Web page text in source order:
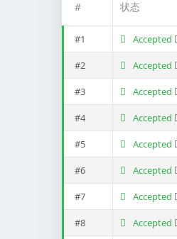
# 状态
#1 Accepted
#2 Accepted
#3 Accepted
#4 Accepted
#5 Accepted
#6 Accepted
#7 Accepted
#8 Accepted